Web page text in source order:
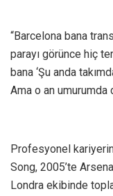
“Barcelona bana
parayı görünce hiç
bana ‘Şu anda
Ama o an umurumda
Profesyonel
Song, 2005’te
Londra ekibinde